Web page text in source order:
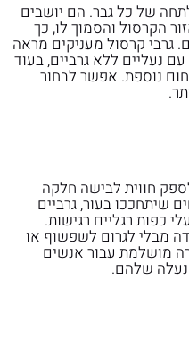
של כל גבר. הם יושבים
הקרסול והסמוך לו, כך
גרבי קרסול מעניקים מראה
נעליים ללא גרביים, בעוד
נוספת. אפשר לבחור
חווית לבישה חלקה
שיתחככו בעור, גרביים
כפות רגליים רגישות.
מבלי לגרום לשפשוף או
מושלמת עבור אנשים
שלהם.